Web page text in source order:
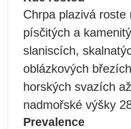
Chrpa plazivá roste
písčitých a
slaniscích,
oblázkových
horských svazích
nadmořské výšky
Prevalence